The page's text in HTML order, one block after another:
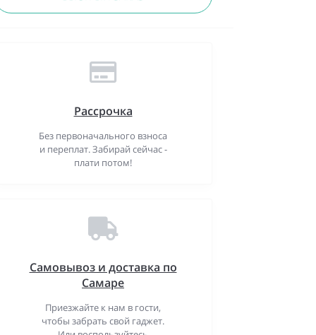
Рассрочка
Без первоначального взноса
и переплат. Забирай сейчас -
плати потом!
Самовывоз и доставка по
Самаре
Приезжайте к нам в гости,
чтобы забрать свой гаджет.